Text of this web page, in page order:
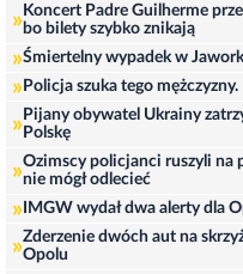
» Koncert Padre Guilherme
bo bilety szybko znikają
»Śmiertelny wypadek w
» Policja szuka tego mężczyzny.
» Pijany obywatel Ukrainy
Polskę
»Ozimscy policjanci ruszyli
nie mógł odlecieć
» IMGW wydał dwa alerty dla
»Zderzenie dwóch aut na
Opolu